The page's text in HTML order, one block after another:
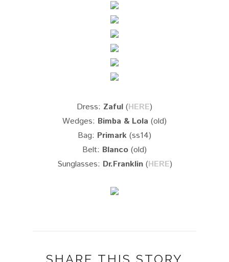
Dress: Zaful (HERE)
Wedges: Bimba & Lola (old)
Bag: Primark (ss14)
Belt: Blanco (old)
Sunglasses: Dr.Franklin(HERE)